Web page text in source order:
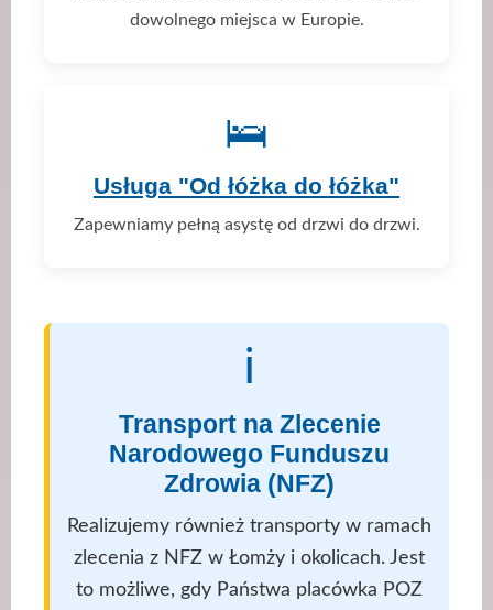
dowolnego miejsca w Europie.
🛌
Usługa "Od łóżka do łóżka"
Zapewniamy pełną asystę od drzwi do drzwi.
ℹ️
Transport na Zlecenie
Narodowego Funduszu
Zdrowia (NFZ)
Realizujemy również transporty w ramach
zlecenia z NFZ w Łomży i okolicach. Jest
to możliwe, gdy Państwa placówka POZ